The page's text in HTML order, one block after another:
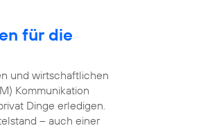
für die
und wirtschaftlichen
Kommunikation
Dinge erledigen.
– auch einer